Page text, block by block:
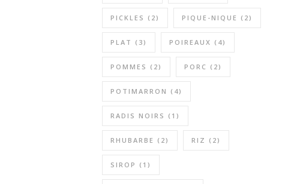
PICKLES (2) PIQUE-NIQUE (2)
PLAT (3) POIREAUX (4)
POMMES (2) PORC (2)
POTIMARRON (4)
RADIS NOIRS (1)
RHUBARBE (2) RIZ (2)
SIROP (1)